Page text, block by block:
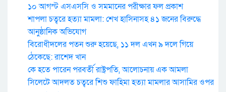
১০ আগস্ট এসএসসি ও সমমানের পরীক্ষার ফল প্রকাশ
শাপলা চত্বরে হত্যা মামলা: শেখ হাসিনাসহ ৪১ জনের বিরুদ্ধে
আনুষ্ঠানিক অভিযোগ
বিরোধীদলের পতন শুরু হয়েছে, ১১ দল এখন ৯ দলে গিয়ে
ঠেকেছে: রাশেদ খান
কে হতে পারেন পরবর্তী রাষ্ট্রপতি, আলোচনায় এক আমলা
সিলেটে আদলত চত্বরে শিশু ফাহিমা হত্যা মামলার আসামির ওপর